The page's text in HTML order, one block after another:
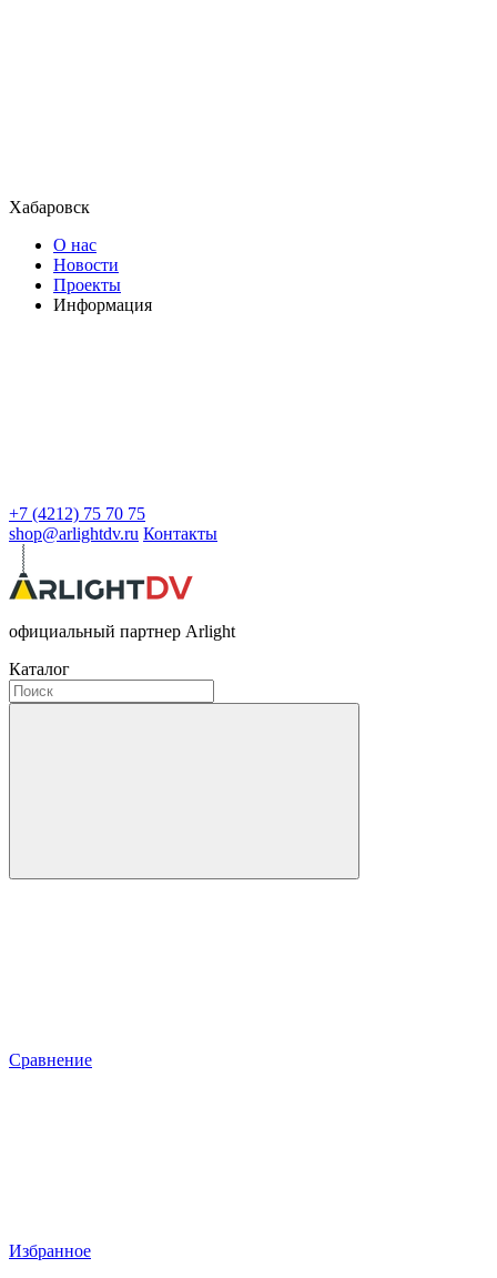
Хабаровск
О нас
Новости
Проекты
Информация
+7 (4212) 75 70 75
shop@arlightdv.ru Контакты
официальный партнер Arlight
Каталог
Сравнение
Избранное